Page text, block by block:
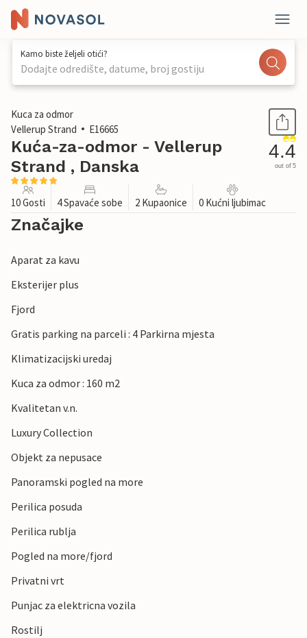
Kamo biste željeli otići?
Dodajte odredište, datume, broj gostiju
1 / 38
Kuca za odmor
Vellerup Strand
E16665
Kuća-za-odmor - Vellerup
Strand , Danska
4.4
out of 5
10 Gosti 4 Spavaće sobe 2 Kupaonice 0 Kućni ljubimac
Značajke
Aparat za kavu
Eksterijer plus
Fjord
Gratis parking na parceli : 4 Parkirna mjesta
Klimatizacijski uredaj
Kuca za odmor : 160 m2
Kvalitetan v.n.
Luxury Collection
Objekt za nepusace
Panoramski pogled na more
Perilica posuda
Perilica rublja
Pogled na more/fjord
Privatni vrt
Punjac za elektricna vozila
Rostilj